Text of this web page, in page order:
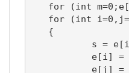
for (int
for (int
   {